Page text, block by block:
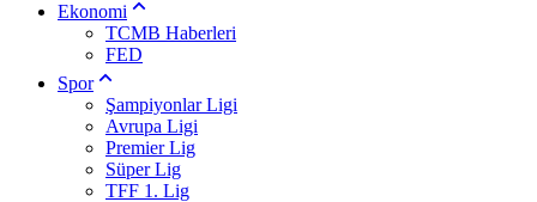
Ekonomi
TCMB Haberleri
FED
Spor
Şampiyonlar Ligi
Avrupa Ligi
Premier Lig
Süper Lig
TFF 1. Lig